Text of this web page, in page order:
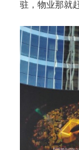
驻，物业那就